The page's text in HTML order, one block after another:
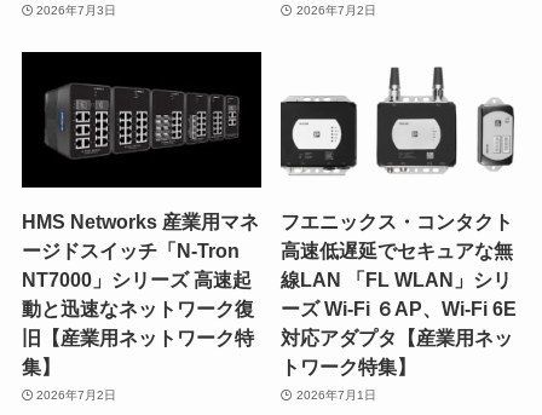
2026年7月3日 2026年7月2日
HMS Networks 産業用マネ
ージドスイッチ「N-Tron
NT7000」シリーズ 高速起
動と迅速なネットワーク復
旧【産業用ネットワーク特
集】
2026年7月2日
フエニックス・コンタクト
高速低遅延でセキュアな無
線LAN 「FL WLAN」シリ
ーズ Wi-Fi ６AP、Wi-Fi 6E
対応アダプタ【産業用ネッ
トワーク特集】
2026年7月1日